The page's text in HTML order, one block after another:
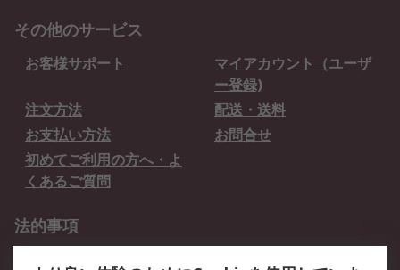
その他のサービス
お客様サポート
マイアカウント（ユーザ
ー登録)
注文方法
配送・送料
お支払い方法
お問合せ
初めてご利用の方へ・よ
くあるご質問
法的事項